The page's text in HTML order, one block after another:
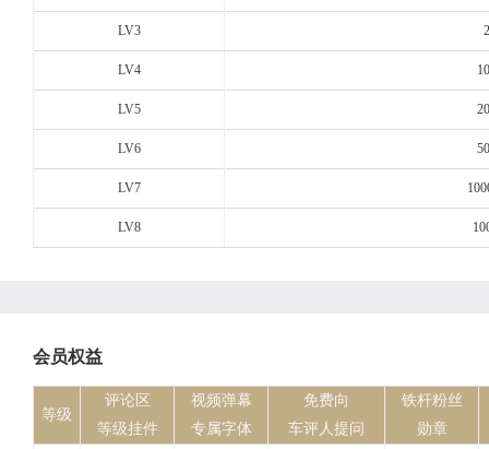
LV3
LV4
LV5
LV6
LV7
LV8
会员权益
等级
评论区
等级挂件
视频弹幕
专属字体
免费向
车评人提问
铁杆粉丝
勋章